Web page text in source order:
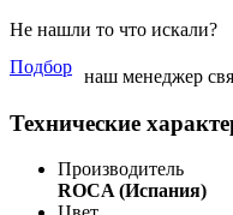
Не нашли то что искали?
Подбор наш менеджер
Технические
Производитель
ROCA (Испания)